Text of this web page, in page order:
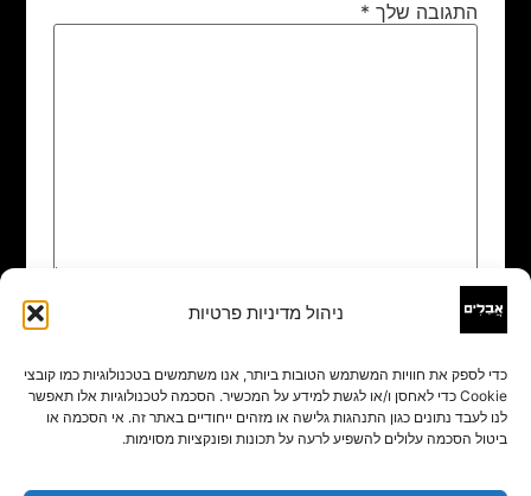
ניהול מדיניות פרטיות
כדי לספק את חוויות המשתמש הטובות ביותר, אנו משתמשים בטכנולוגיות כמו קובצי
Cookie כדי לאחסן ו/או לגשת למידע על המכשיר. הסכמה לטכנולוגיות אלו תאפשר
לנו לעבד נתונים כגון התנהגות גלישה או מזהים ייחודיים באתר זה. אי הסכמה או
ביטול הסכמה עלולים להשפיע לרעה על תכונות ופונקציות מסוימות.
התגובה שלך *
שם
אימייל*